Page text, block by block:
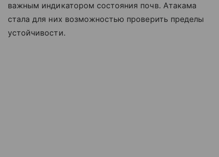
важным индикатором состояния почв. Атакама
стала для них возможностью проверить пределы
устойчивости.